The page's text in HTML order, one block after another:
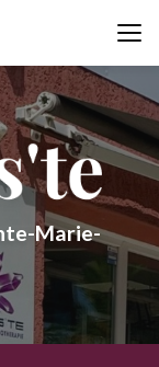
Marie-